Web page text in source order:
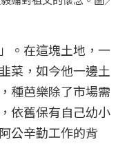
。在這塊土地，一
菜，如今他一邊土
種芭樂除了市場需
依舊保有自己幼小
公辛勤工作的背